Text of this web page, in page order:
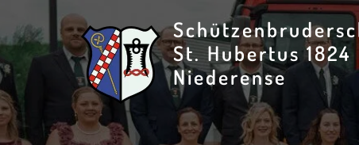
content
St. Hubertus 1824
Niederense